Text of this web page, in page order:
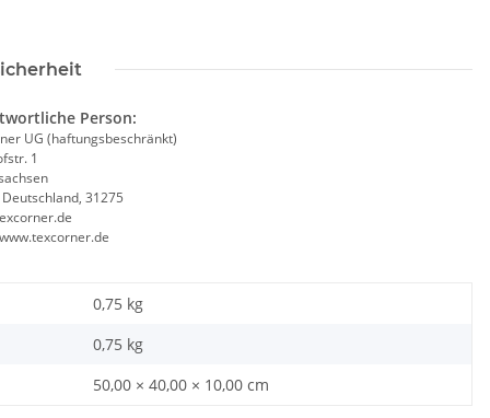
Person:
UG (haftungsbeschränkt)
1
31275
0,75 kg
0,75 kg
50,00 × 40,00 × 10,00 cm
Geschenk
-12,90 €*
Paramedic Grün mit vielen